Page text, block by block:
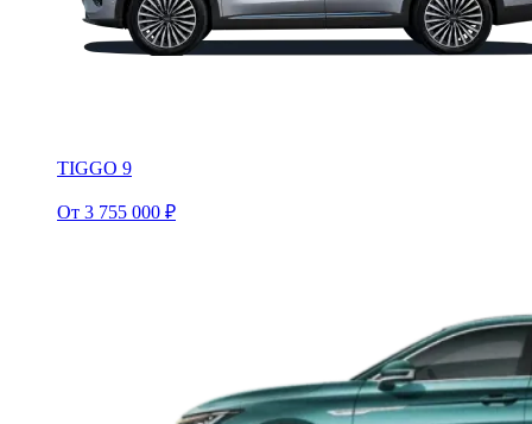
TIGGO 9
От 3 755 000 ₽